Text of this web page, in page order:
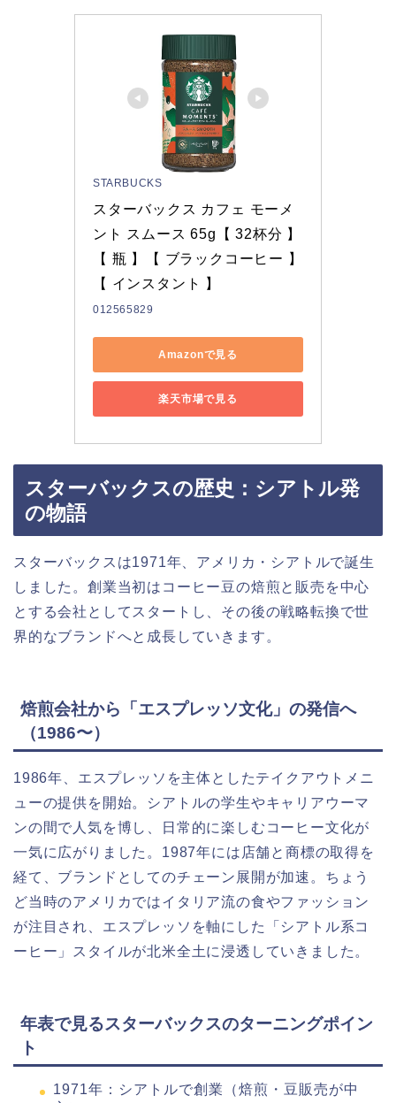
STARBUCKS
スターバックス カフェ モーメ
ント スムース 65g【 32杯分 】
【 瓶 】【 ブラックコーヒー 】
【 インスタント 】
012565829
Amazonで見る
楽天市場で見る
スターバックスの歴史：シアトル発
の物語
スターバックスは1971年、アメリカ・シアトルで誕生
しました。創業当初はコーヒー豆の焙煎と販売を中心
とする会社としてスタートし、その後の戦略転換で世
界的なブランドへと成長していきます。
焙煎会社から「エスプレッソ文化」の発信へ
（1986〜）
1986年、エスプレッソを主体としたテイクアウトメニ
ューの提供を開始。シアトルの学生やキャリアウーマ
ンの間で人気を博し、日常的に楽しむコーヒー文化が
一気に広がりました。1987年には店舗と商標の取得を
経て、ブランドとしてのチェーン展開が加速。ちょう
ど当時のアメリカではイタリア流の食やファッション
が注目され、エスプレッソを軸にした「シアトル系コ
ーヒー」スタイルが北米全土に浸透していきました。
年表で見るスターバックスのターニングポイン
ト
1971年：シアトルで創業（焙煎・豆販売が中